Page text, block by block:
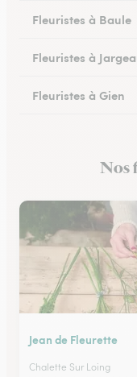
Fleuristes à Baule
Fleuristes à
Fleuristes à Gien
Fleuristes àNos
Jean de Fleurette
Chalette Sur Loing